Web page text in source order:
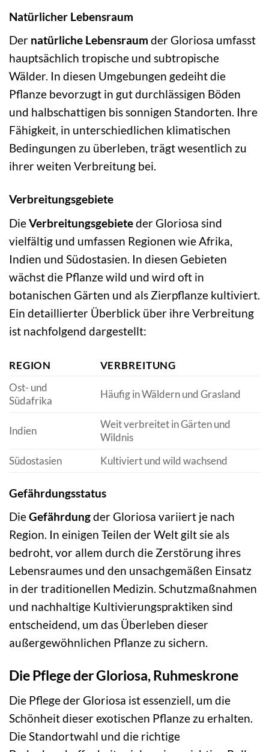
Natürlicher Lebensraum
Der natürliche Lebensraum der Gloriosa umfasst
hauptsächlich tropische und subtropische
Wälder. In diesen Umgebungen gedeiht die
Pflanze bevorzugt in gut durchlässigen Böden
und halbschattigen bis sonnigen Standorten. Ihre
Fähigkeit, in unterschiedlichen klimatischen
Bedingungen zu überleben, trägt wesentlich zu
ihrer weiten Verbreitung bei.
Verbreitungsgebiete
DieVerbreitungsgebieteder Gloriosa sind
vielfältig und umfassen Regionen wie Afrika,
Indien und Südostasien. In diesen Gebieten
wächst die Pflanze wild und wird oft in
botanischen Gärten und als Zierpflanze kultiviert.
Ein detaillierter Überblick über ihre Verbreitung
ist nachfolgend dargestellt:
REGION
VERBREITUNG
Ost- und
Südafrika
Häufig in Wäldern und Grasland
Indien
Weit verbreitet in Gärten und
Wildnis
Südostasien
Kultiviert und wild wachsend
Gefährdungsstatus
DieGefährdungder Gloriosa variiert je nach
Region. In einigen Teilen der Welt gilt sie als
bedroht, vor allem durch die Zerstörung ihres
Lebensraumes und den unsachgemäßen Einsatz
in der traditionellen Medizin. Schutzmaßnahmen
und nachhaltige Kultivierungspraktiken sind
entscheidend, um das Überleben dieser
außergewöhnlichen Pflanze zu sichern.
Die Pflege der Gloriosa, Ruhmeskrone
Die Pflege der Gloriosa ist essenziell, um die
Schönheit dieser exotischen Pflanze zu erhalten.
Die Standortwahl und die richtige